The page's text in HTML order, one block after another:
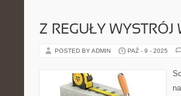
Z REGUŁY
POSTED BY ADMIN PAŹ - 9 - 2025